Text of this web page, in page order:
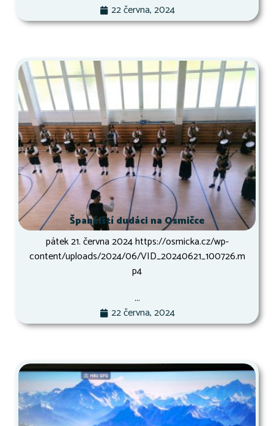
22 června, 2024
Španělští dudáci na Osmičce
pátek 21. června 2024 https://osmicka.cz/wp-
content/uploads/2024/06/VID_20240621_100726.m
p4
...
22 června, 2024